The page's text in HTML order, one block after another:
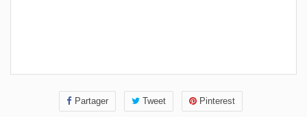
Partager Tweet Pinterest